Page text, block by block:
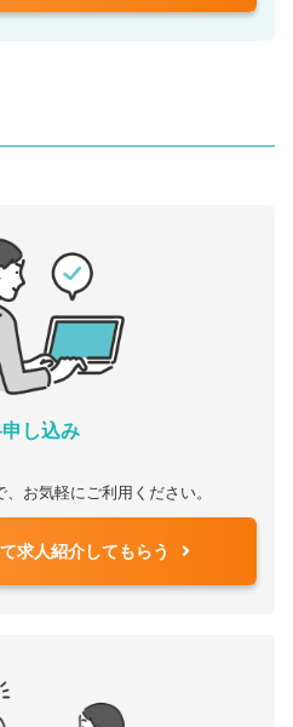
し込み
お気軽にご利用ください。
求人紹介してもらう